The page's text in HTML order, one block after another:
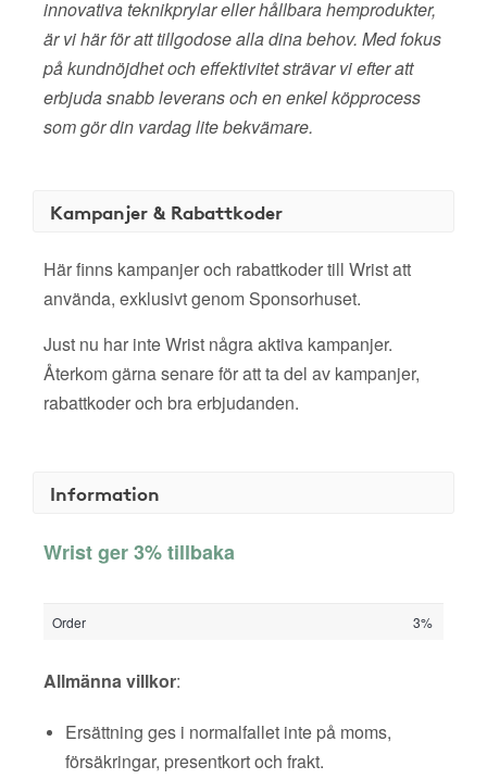
innovativa teknikprylar eller hållbara hemprodukter,
är vi här för att tillgodose alla dina behov. Med fokus
på kundnöjdhet och effektivitet strävar vi efter att
erbjuda snabb leverans och en enkel köpprocess
som gör din vardag lite bekvämare.
Kampanjer & Rabattkoder
Här finns kampanjer och rabattkoder till Wrist att
använda, exklusivt genom Sponsorhuset.
Just nu har inte Wrist några aktiva kampanjer.
Återkom gärna senare för att ta del av kampanjer,
rabattkoder och bra erbjudanden.
Information
Wrist ger 3% tillbaka
Order 3%
Allmänna villkor:
Ersättning ges i normalfallet inte på moms,
försäkringar, presentkort och frakt.